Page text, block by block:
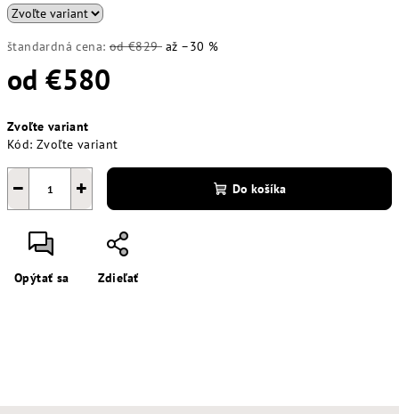
štandardná cena: od €829 až –30 %
od€580
cena:
Zvoľte variant
Kód: Zvoľte variant
+
− Do košíka
Opýtať sa Zdieľať